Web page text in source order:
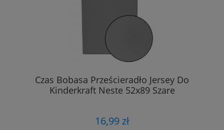
Czas Bobasa Prześcieradło Jersey Do
Kinderkraft Neste 52x89 Szare
16,99 zł